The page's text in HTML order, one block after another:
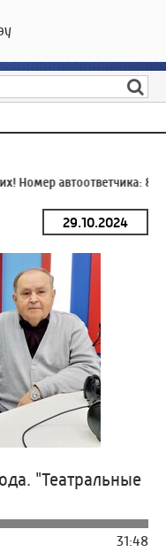
«Ивтелерадио»
Номер автоответчика:8
"Театральные
31:48